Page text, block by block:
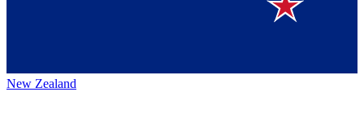
New Zealand